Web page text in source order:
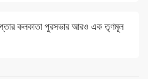
কলকাতা পুরসভার আরও এক তৃণমূল